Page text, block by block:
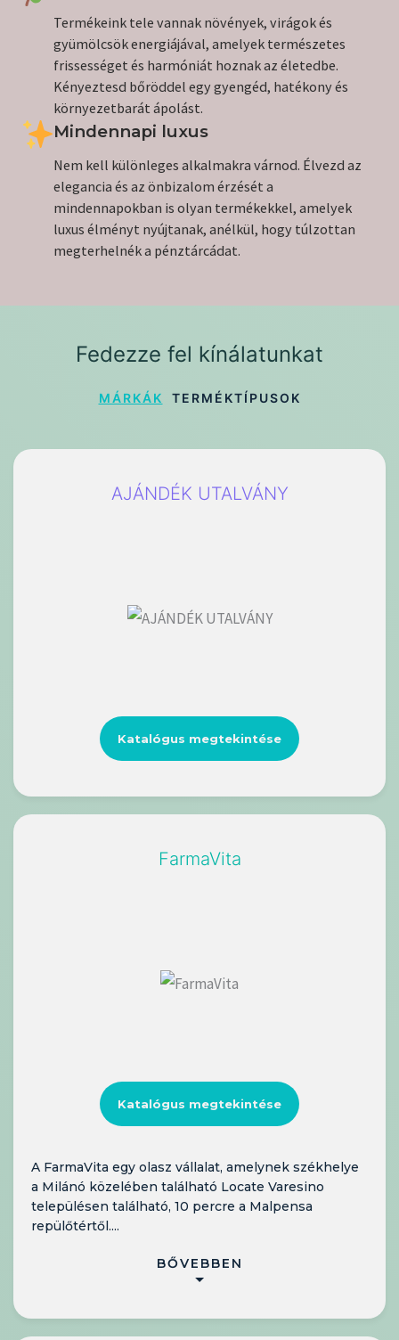
Termékeink tele vannak növények, virágok és
gyümölcsök energiájával, amelyek természetes
frissességet és harmóniát hoznak az életedbe.
Kényeztesd bőröddel egy gyengéd, hatékony és
környezetbarát ápolást.
Mindennapi luxus
Nem kell különleges alkalmakra várnod. Élvezd az
elegancia és az önbizalom érzését a
mindennapokban is olyan termékekkel, amelyek
luxus élményt nyújtanak, anélkül, hogy túlzottan
megterhelnék a pénztárcádat.
Fedezze fel kínálatunkat
MÁRKÁK TERMÉKTÍPUSOK
AJÁNDÉK UTALVÁNY
Katalógus megtekintése
FarmaVita
Katalógus megtekintése
A FarmaVita egy olasz vállalat, amelynek székhelye
a Milánó közelében található Locate Varesino
településen található, 10 percre a Malpensa
repülőtértől....
BŐVEBBEN